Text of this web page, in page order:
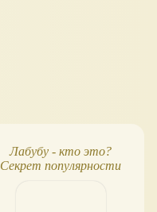
Лабубу - кто это?
Секрет популярности